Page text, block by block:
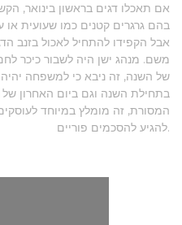
אם תאכלו דגים בראשון בינואר,
בהם גרגרים קטנים כמו שעועית
אבל הקפידו להתחיל לאכול בזנב
משם. מנהג ישן היה לשבור כיכר
של השנה, זה ניבא כי למשפחה
בתחילת השנה וגם ביום האחרון
המסורת, זה מומלץ במיוחד
להגיע להסכמים פוריים.